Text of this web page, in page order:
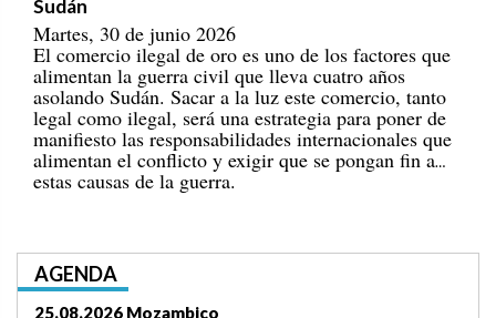
Sudán
Martes, 30 de junio 2026
El comercio ilegal de oro es uno de los factores que
alimentan la guerra civil que lleva cuatro años
asolando Sudán. Sacar a la luz este comercio, tanto
legal como ilegal, será una estrategia para poner de
manifiesto las responsabilidades internacionales que
alimentan el conflicto y exigir que se pongan fin a
estas causas de la guerra.
AGENDA
03.09.2026 Lomé/Togo